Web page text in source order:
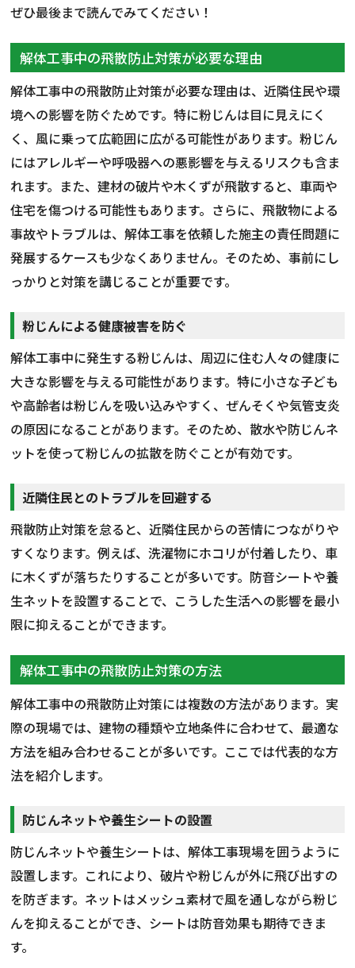
ぜひ最後まで読んでみてください！
解体工事中の飛散防止対策が必要な理由
解体工事中の飛散防止対策が必要な理由は、近隣住民や環
境への影響を防ぐためです。特に粉じんは目に見えにく
く、風に乗って広範囲に広がる可能性があります。粉じん
にはアレルギーや呼吸器への悪影響を与えるリスクも含ま
れます。また、建材の破片や木くずが飛散すると、車両や
住宅を傷つける可能性もあります。さらに、飛散物による
事故やトラブルは、解体工事を依頼した施主の責任問題に
発展するケースも少なくありません。そのため、事前にし
っかりと対策を講じることが重要です。
粉じんによる健康被害を防ぐ
解体工事中に発生する粉じんは、周辺に住む人々の健康に
大きな影響を与える可能性があります。特に小さな子ども
や高齢者は粉じんを吸い込みやすく、ぜんそくや気管支炎
の原因になることがあります。そのため、散水や防じんネ
ットを使って粉じんの拡散を防ぐことが有効です。
近隣住民とのトラブルを回避する
飛散防止対策を怠ると、近隣住民からの苦情につながりや
すくなります。例えば、洗濯物にホコリが付着したり、車
に木くずが落ちたりすることが多いです。防音シートや養
生ネットを設置することで、こうした生活への影響を最小
限に抑えることができます。
解体工事中の飛散防止対策の方法
解体工事中の飛散防止対策には複数の方法があります。実
際の現場では、建物の種類や立地条件に合わせて、最適な
方法を組み合わせることが多いです。ここでは代表的な方
法を紹介します。
防じんネットや養生シートの設置
防じんネットや養生シートは、解体工事現場を囲うように
設置します。これにより、破片や粉じんが外に飛び出すの
を防ぎます。ネットはメッシュ素材で風を通しながら粉じ
んを抑えることができ、シートは防音効果も期待できま
す。